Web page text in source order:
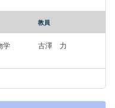
biological systems. The
cell systems, an
adaptation by
robustness,
a relationship between
教員
学 古澤 力